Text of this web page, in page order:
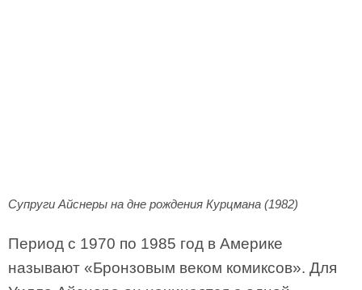
Супруги Айснеры на дне рождения Курцмана (1982)
Период с 1970 по 1985 год в Америке
называют «Бронзовым веком комиксов». Для